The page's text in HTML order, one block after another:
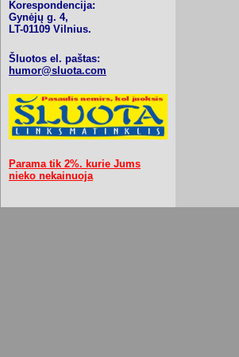
Korespondencija:
Gynėjų g. 4,
LT-01109 Vilnius.
Šluotos el. paštas:
humor@sluota.com
Parama tik 2%. kurie Jums
nieko nekainuoja